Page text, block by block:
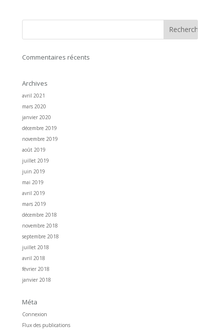
Commentaires récents
Archives
avril 2021
mars 2020
janvier 2020
décembre 2019
novembre 2019
août 2019
juillet 2019
juin 2019
mai 2019
avril 2019
mars 2019
décembre 2018
novembre 2018
septembre 2018
juillet 2018
avril 2018
février 2018
janvier 2018
Méta
Connexion
Flux des publications